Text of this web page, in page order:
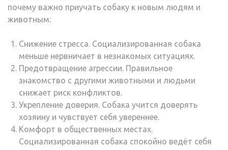
почему важно приучать собаку к новым людям и
животным:
Снижение стресса. Социализированная собака
меньше нервничает в незнакомых ситуациях.
Предотвращение агрессии. Правильное
знакомство с другими животными и людьми
снижает риск конфликтов.
Укрепление доверия. Собака учится доверять
хозяину и чувствует себя увереннее.
Комфорт в общественных местах.
Социализированная собака спокойно ведёт себя